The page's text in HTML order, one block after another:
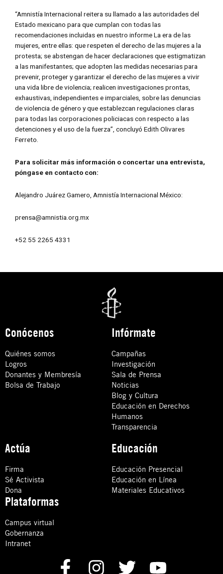
“Amnistía Internacional reitera su llamado a las autoridades del
Estado mexicano para que cumplan con todas las
recomendaciones incluidas en nuestro informe La era de las
mujeres, entre ellas: que respeten el derecho de las mujeres a la
protesta; se abstengan de hacer declaraciones que estigmatizan
a las manifestantes; que adopten las medidas necesarias para
prevenir, proteger y garantizar el derecho de las mujeres a vivir
una vida libre de violencia; realicen investigaciones prontas,
exhaustivas, independientes e imparciales, sobre las denuncias
de violencia de género y que establezcan regulaciones claras
para todas las corporaciones policiacas con respecto a las
detenciones y el uso de la fuerza”, concluyó Edith Olivares
Ferreto.
Para solicitar más información o concertar una entrevista,
póngase en contacto con:
Alejandro Juárez Gamero, Amnistía Internacional México:
prensa@amnistia.org.mx
+52 55 2265 4331
Conócenos
Quiénes somos
Logros
Donantes y Membresía
Bolsa de Trabajo
Infórmate
Campañas
Investigación
Sala de Prensa
Noticias
Blog y Cultura
Educación en Derechos
Humanos
Transparencia
Actúa
Firma
Sé Activista
Dona
Educación
Educación Presencial
Educación en Línea
Materiales Educativos
Plataformas
Campus virtual
Gobernanza
Intranet